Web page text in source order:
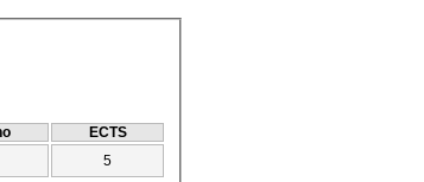
ECTS
5